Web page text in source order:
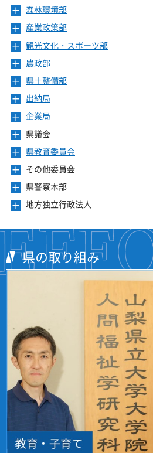
す
き
ま
す
開
き
ま
す
ー
を
開
き
ま
す
ニ
ュ
ー
を
開
き
ま
す
メ
ニ
ュ
ー
を
開
き
ま
す
森林環境部
メ
ニ
ュ
ー
を
開
き
ま
す
産業政策部
メ
ニ
ュ
ー
を
開
き
ま
す
観光文化・スポーツ部
メ
ニ
ュ
ー
を
開
き
ま
す
農政部
メ
ニ
ュ
ー
を
開
き
ま
す
県土整備部
メ
ニ
ュ
ー
を
開
き
ま
す
出納局
メ
ニ
ュ
ー
を
開
き
ま
す
企業局
メ
ニ
ュ
ー
を
開
き
ま
県議会
メ
ニ
ュ
ー
を
開
ま
県教育委員会
メ
ニ
ュ
ー
を
開
ま
す
その他委員会
メ
ニ
ュ
を
き
ま
県警察本部
メ
ュ
を
開
き
地方独立行政法人
県の取り組み